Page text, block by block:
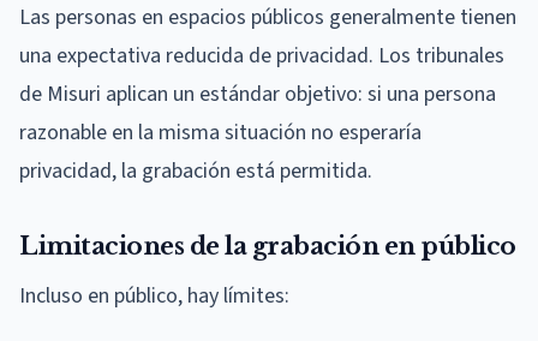
Las personas en espacios públicos generalmente tienen
una expectativa reducida de privacidad. Los tribunales
de Misuri aplican un estándar objetivo: si una persona
razonable en la misma situación no esperaría
privacidad, la grabación está permitida.
Limitaciones de la grabación en público
Incluso en público, hay límites: